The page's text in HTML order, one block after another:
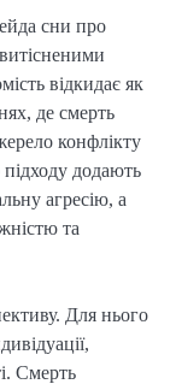
сни про
відкидає як
де смерть
конфлікту
додають
агресію, а
та
Для нього
Смерть